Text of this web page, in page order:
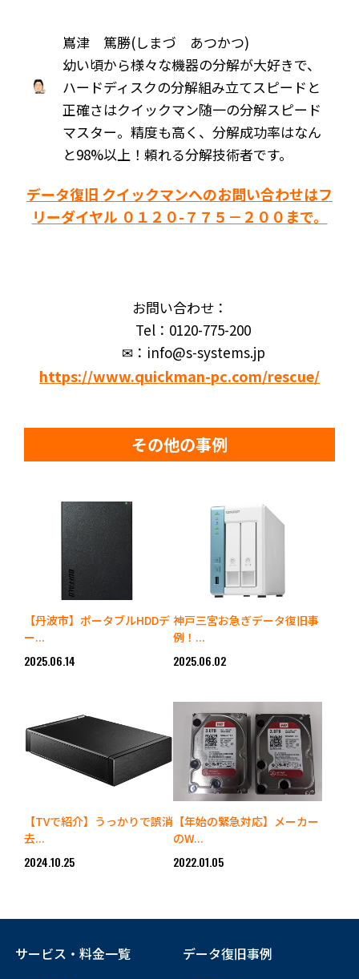
嶌津 篤勝(しまづ あつかつ)
幼い頃から様々な機器の分解が大好きで、
ハードディスクの分解組み立てスピードと
正確さはクイックマン随一の分解スピード
マスター。精度も高く、分解成功率はなん
と98%以上！頼れる分解技術者です。
データ復旧 クイックマンへのお問い合わせはフ
リーダイヤル ０１２０-７７５－２００まで。
お問い合わせ：
Tel：0120-775-200
✉：info@s-systems.jp
https://www.quickman-pc.com/rescue/
その他の事例
【丹波市】ポータブルHDDデ
ー...
2025.06.14
神戸三宮お急ぎデータ復旧事
例！...
2025.06.02
【TVで紹介】うっかりで誤消
去...
2024.10.25
【年始の緊急対応】メーカー
のW...
2022.01.05
サービス・料金一覧
データ復旧事例